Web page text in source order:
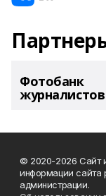
Фотобанк
© 2020-2026 Сайт
информации сайта
администрации.